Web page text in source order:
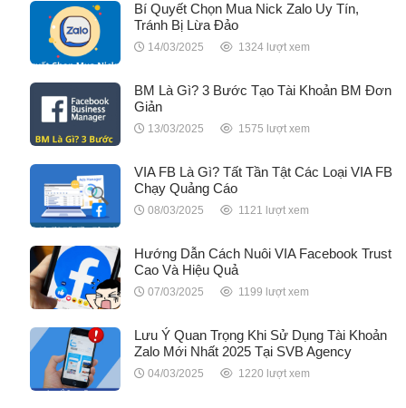
Bí Quyết Chọn Mua Nick Zalo Uy Tín,
Tránh Bị Lừa Đảo
14/03/2025 1324 lượt xem
BM Là Gì? 3 Bước Tạo Tài Khoản BM Đơn
Giản
13/03/2025 1575 lượt xem
VIA FB Là Gì? Tất Tần Tật Các Loại VIA FB
Chạy Quảng Cáo
08/03/2025 1121 lượt xem
Hướng Dẫn Cách Nuôi VIA Facebook Trust
Cao Và Hiệu Quả
07/03/2025 1199 lượt xem
Lưu Ý Quan Trọng Khi Sử Dụng Tài Khoản
Zalo Mới Nhất 2025 Tại SVB Agency
04/03/2025 1220 lượt xem